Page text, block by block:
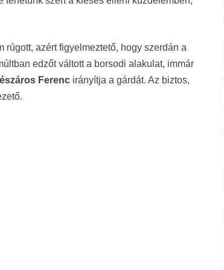
azért figyelmeztető, hogy szerdán a
edzőt váltott a borsodi alakulat, immár
Ferenc irányítja a gárdát. Az biztos,